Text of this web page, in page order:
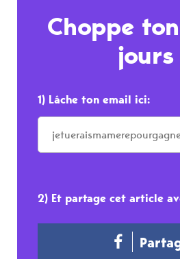
Choppe
jours
1) Lâche ton email ici:
2) Et partage cet article